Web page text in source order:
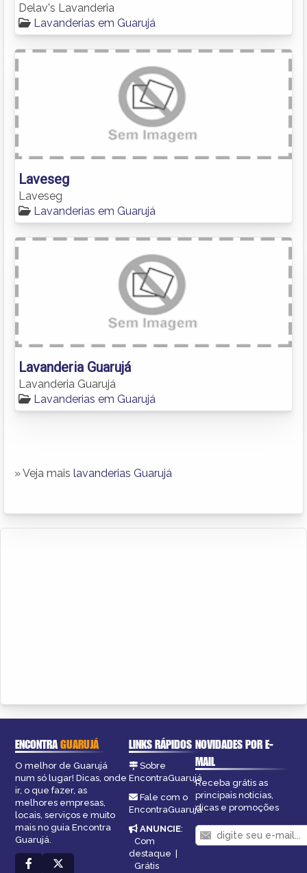
Delav's Lavanderia
Lavanderias em Guarujá
Laveseg
Laveseg
Lavanderias em Guarujá
Lavanderia Guarujá
Lavanderia Guarujá
Lavanderias em Guarujá
» Veja mais lavanderias Guarujá
ENCONTRAGUARUJÁ
O melhor de Guarujá
num só lugar! Dicas, onde
ir, o que fazer, as
melhores empresas,
locais, serviços e muito
mais no guia Encontra
Guarujá.
LINKS RÁPIDOS
Sobre
EncontraGuarujá
Fale com o
EncontraGuarujá
ANUNCIE:
Com
destaque |
Grátis
NOVIDADES POR E-
MAIL
Receba grátis as
principais notícias,
dicas e promoções